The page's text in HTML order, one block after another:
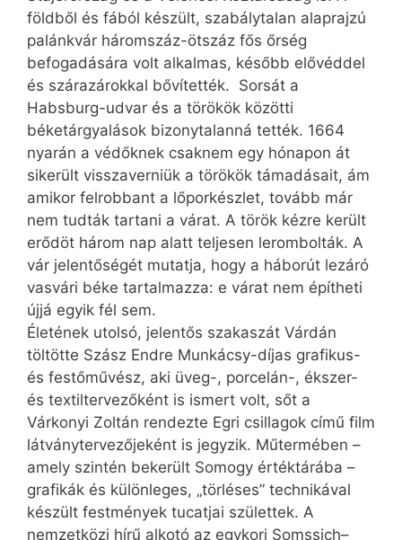
földből és fából készült, szabálytalan alaprajzú
palánkvár háromszáz-ötszáz fős őrség
befogadására volt alkalmas, később elővéddel
és szárazárokkal bővítették. Sorsát a
Habsburg-udvar és a törökök közötti
béketárgyalások bizonytalanná tették. 1664
nyarán a védőknek csaknem egy hónapon át
sikerült visszaverniük a törökök támadásait, ám
amikor felrobbant a lőporkészlet, tovább már
nem tudták tartani a várat. A török kézre került
erődöt három nap alatt teljesen lerombolták. A
vár jelentőségét mutatja, hogy a háborút lezáró
vasvári béke tartalmazza: e várat nem építheti
újjá egyik fél sem.
Életének utolsó, jelentős szakaszát Várdán
töltötte Szász Endre Munkácsy-díjas grafikus-
és festőművész, aki üveg-, porcelán-, ékszer-
és textiltervezőként is ismert volt, sőt a
Várkonyi Zoltán rendezte Egri csillagok című film
látványtervezőjeként is jegyzik. Műtermében –
amely szintén bekerült Somogy értéktárába –
grafikák és különleges, „törléses” technikával
készült festmények tucatjai születtek. A
nemzetközi hírű alkotó az egykori Somssich–